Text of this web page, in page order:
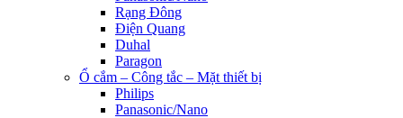
Rạng Đông
Điện Quang
Duhal
Paragon
Ổ cắm – Công tắc – Mặt thiết bị
Philips
Panasonic/Nano